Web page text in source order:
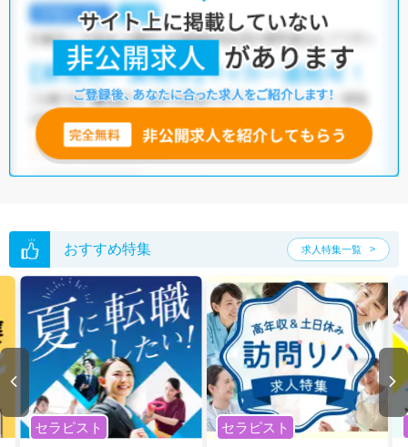
県における作業療法士の需要は高いと言えます。加えて、茨城県には病
院が172施設、クリニックが1,399施設、介護施設が3,913施設あり、作業
療法士として働ける施設が豊富です。そのため、多種多様な求人の中か
ら希望の条件に合った職場を見つけることができるでしょう。
マイナビコメディカルには、【車通勤可】【積極採用中】【残業少な
め】など、多種多様な作業療法士の求人がそろっています。さらに、マ
イナビコメディカルでは、限定求人や非公開求人のご紹介も可能です。
ぜひ一度ご相談ください。
※各種数字情報は2022年10月 マイナビ調べによる
サイト上に掲載されている求人の他に、
転職支援サービスにお申し込みいただくと、全求人からご希望条件に合
う求人を提案させていただきます。
茨城県の作業療法士求人では以下のような条件が人気です。
土日祝休・積極採用中・新卒OK・正社員(正職員)・ 病院・
クリニック・ 介護福祉施設・ 訪問リハビリ(在宅医療) ・小児リハビ
・保育園・ その他
他の条件でも人気の求人がございますので、「こだわり条件」から検索
いただくか、お気軽にお問い合わせください。
全国の作業療法士求人から検索いただくことも可能です。
おすすめ特集 求人特集一覧
セラピスト セラピスト